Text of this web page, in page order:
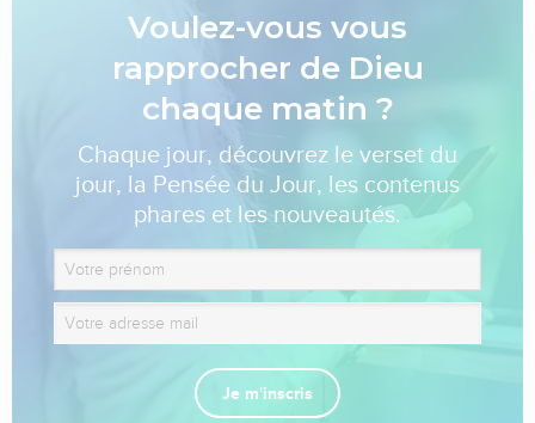
Voulez-vous vous
rapprocher de Dieu
chaque matin ?
Chaque jour, découvrez le verset du
jour, la Pensée du Jour, les contenus
phares et les nouveautés.
Je m'inscris